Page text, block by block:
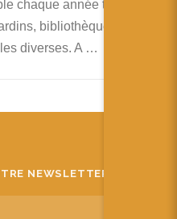
chaque année toute la
bibliothèques,
diverses. A …
NEWSLETTER